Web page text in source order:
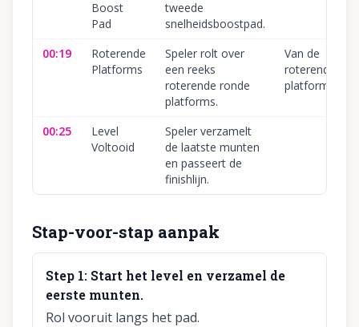
Boost
Pad
tweede
snelheidsboostpad.
00:19
Roterende
Platforms
Speler rolt over
een reeks
roterende ronde
platforms.
Van de
roterende
platforms
00:25
Level
Voltooid
Speler verzamelt
de laatste munten
en passeert de
finishlijn.
Stap-voor-stap aanpak
Step 1: Start het level en verzamel de
eerste munten.
Rol vooruit langs het pad.